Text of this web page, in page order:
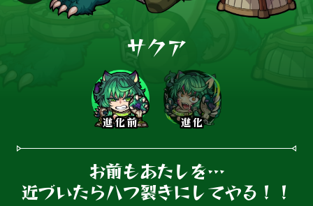
サクア
進化前 進化
お前もあたしを…
近づいたら八つ裂きにしてやる！！